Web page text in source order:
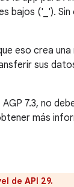
bajos ('_').
eso crea una
sus
7.3, no
más
de API 29.